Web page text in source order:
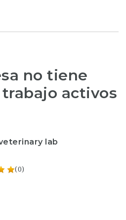
no tiene
activos
lab
(0)